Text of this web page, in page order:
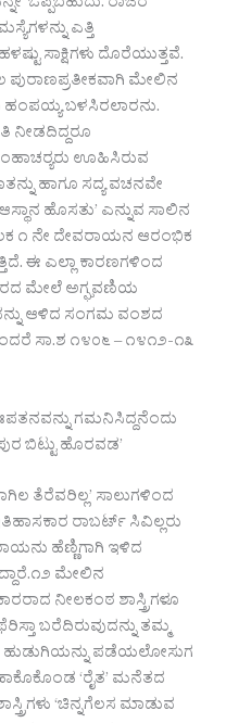
ಒಪ್ಪಬಹುದು. ರಾಜರ
ಎತ್ತಿ
ಸಾಕ್ಷಿಗಳು ದೊರೆಯುತ್ತವೆ.
ಮೇಲಿನ
ಹಂಪಯ್ಯ ಬಳಸಿರಲಾರನು.
ನೀಡದಿದ್ದರೂ
ಊಹಿಸಿರುವ
ಹಾಗೂ ಸದ್ಯ ವಚನವೇ
ಹೊಸತು’ ಎನ್ನುವ ಸಾಲಿನ
೧ ನೇ ದೇವರಾಯನ ಆರಂಭಿಕ
ಈ ಎಲ್ಲಾ ಕಾರಣಗಳಿಂದ
ಮೇಲೆ ಅಗ್ಘವಣಿಯ
ಆಳಿದ ಸಂಗಮ ವಂಶದ
ಸಾ.ಶ ೧೪೦೬ – ೧೪೧೨-೧೩
ಗಮನಿಸಿದ್ದನೆಂದು
ಬಿಟ್ಟು ಹೊರವಡ’
ತೆರೆವರಿಲ್ಲ’ ಸಾಲುಗಳಿಂದ
ರಾಬರ್ಟ್ ಸಿವಿಲ್ಲರು
ಹೆಣ್ಣಿಗಾಗಿ ಇಳಿದ
ಮೇಲಿನ
ನೀಲಕಂಠ ಶಾಸ್ತ್ರಿಗಳೂ
ಬರೆದಿರುವುದನ್ನು ತಮ್ಮ
ಹುಡುಗಿಯನ್ನು ಪಡೆಯಲೋಸುಗ
‘ರೈತ’ ಮನೆತದ
‘ಚಿನ್ನಗೆಲಸ ಮಾಡುವ